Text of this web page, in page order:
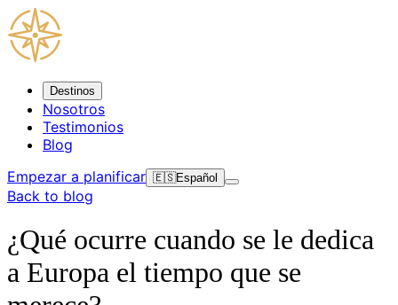
Destinos
Nosotros
Testimonios
Blog
Empezar a planificar 🇪🇸Español
Back to blog
¿Qué ocurre cuando se le dedica
a Europa el tiempo que se